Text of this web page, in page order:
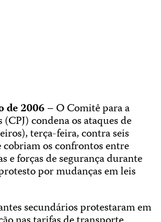
de 2006– O Comitê para a
condena os ataques de
terça-feira, contra seis
os confrontos entre
e forças de segurança durante
por mudanças em leis
secundários protestaram em